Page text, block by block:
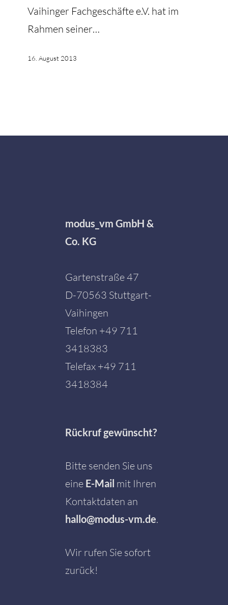
Vaihinger Fachgeschäfte e.V. hat im
Rahmen seiner…
16. August 2013
modus_vm GmbH &
Co. KG
Gartenstraße 47
D-70563 Stuttgart-
Vaihingen
Telefon +49 711
3418383
Telefax +49 711
3418384
Rückruf gewünscht?
Bitte senden Sie uns
eine E-Mail mit Ihren
Kontaktdaten an
hallo@modus-vm.de.
Wir rufen Sie sofort
zurück!